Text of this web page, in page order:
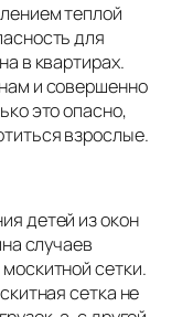
теплой
для
в квартирах.
и совершенно
это опасно,
взрослые.
детей из окон
случаев
сетки.
сетка не